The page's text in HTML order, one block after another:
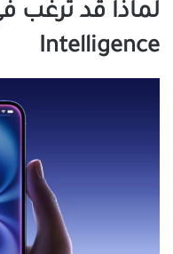
Intelligence